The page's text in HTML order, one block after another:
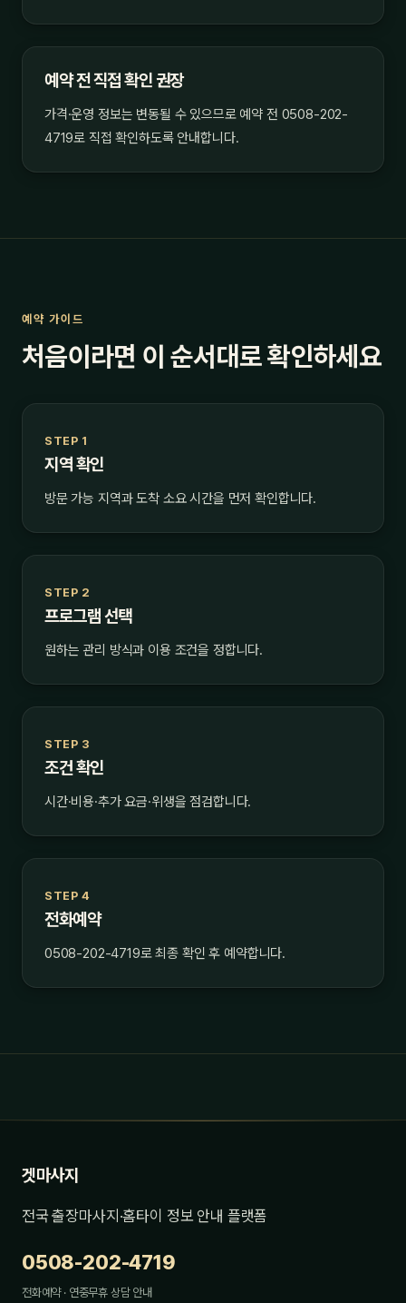
예약 전 직접 확인 권장
가격·운영 정보는 변동될 수 있으므로 예약 전 0508-202-
4719로 직접 확인하도록 안내합니다.
예약 가이드
처음이라면 이 순서대로 확인하세요
STEP 1
지역 확인
방문 가능 지역과 도착 소요 시간을 먼저 확인합니다.
STEP 2
프로그램 선택
원하는 관리 방식과 이용 조건을 정합니다.
STEP 3
조건 확인
시간·비용·추가 요금·위생을 점검합니다.
STEP 4
전화예약
0508-202-4719로 최종 확인 후 예약합니다.
겟마사지
전국 출장마사지·홈타이 정보 안내 플랫폼
0508-202-4719
전화예약 · 연중무휴 상담 안내